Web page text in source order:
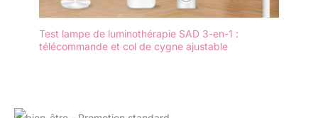
Test lampe de luminothérapie SAD 3-en-1 :
télécommande et col de cygne ajustable